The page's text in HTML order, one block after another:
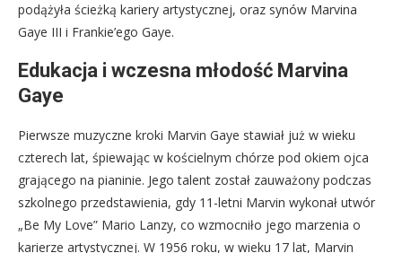
podążyła ścieżką kariery artystycznej, oraz synów Marvina
Gaye III i Frankie’ego Gaye.
Edukacja i wczesna młodość Marvina
Gaye
Pierwsze muzyczne kroki Marvin Gaye stawiał już w wieku
czterech lat, śpiewając w kościelnym chórze pod okiem ojca
grającego na pianinie. Jego talent został zauważony podczas
szkolnego przedstawienia, gdy 11-letni Marvin wykonał utwór
„Be My Love” Mario Lanzy, co wzmocniło jego marzenia o
karierze artystycznej. W 1956 roku, w wieku 17 lat, Marvin